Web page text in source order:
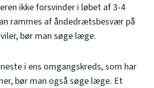
ikke forsvinder i løbet af 3-4
rammes af åndedrætsbesvær på
bør man søge læge.
i ens omgangskreds, som har
bør man også søge læge. Et